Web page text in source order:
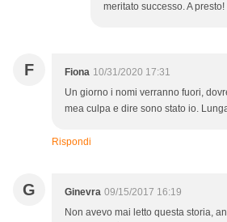
meritato successo. A presto!
F Fiona 10/31/2020 17:31
Un giorno i nomi verranno fuori,
mea culpa e dire sono stato io.
Rispondi
G Ginevra 09/15/2017 16:19
Non avevo mai letto questa storia,